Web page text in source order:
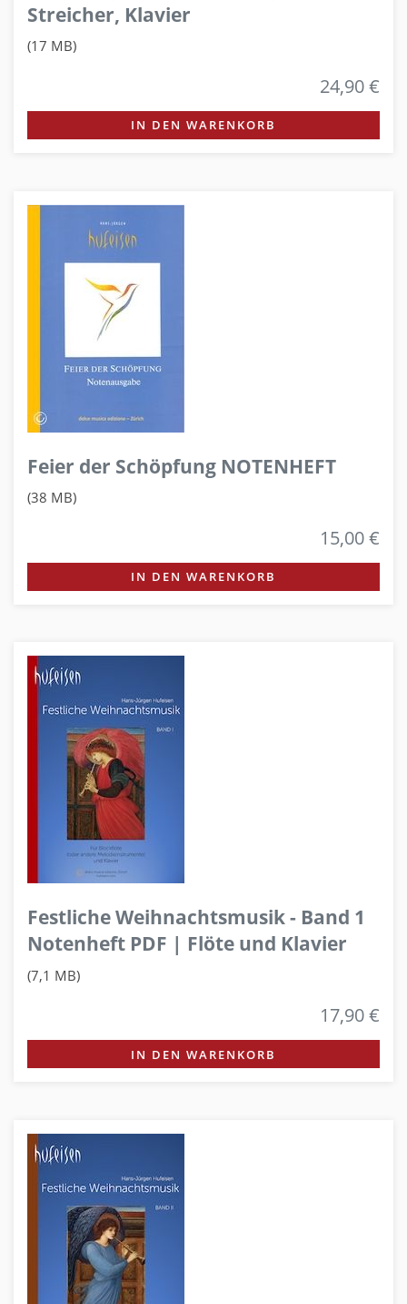
Streicher, Klavier
(17 MB)
24,90 €
IN DEN WARENKORB
Feier der Schöpfung NOTENHEFT
(38 MB)
15,00 €
IN DEN WARENKORB
Festliche Weihnachtsmusik - Band 1
Notenheft PDF | Flöte und Klavier
(7,1 MB)
17,90 €
IN DEN WARENKORB